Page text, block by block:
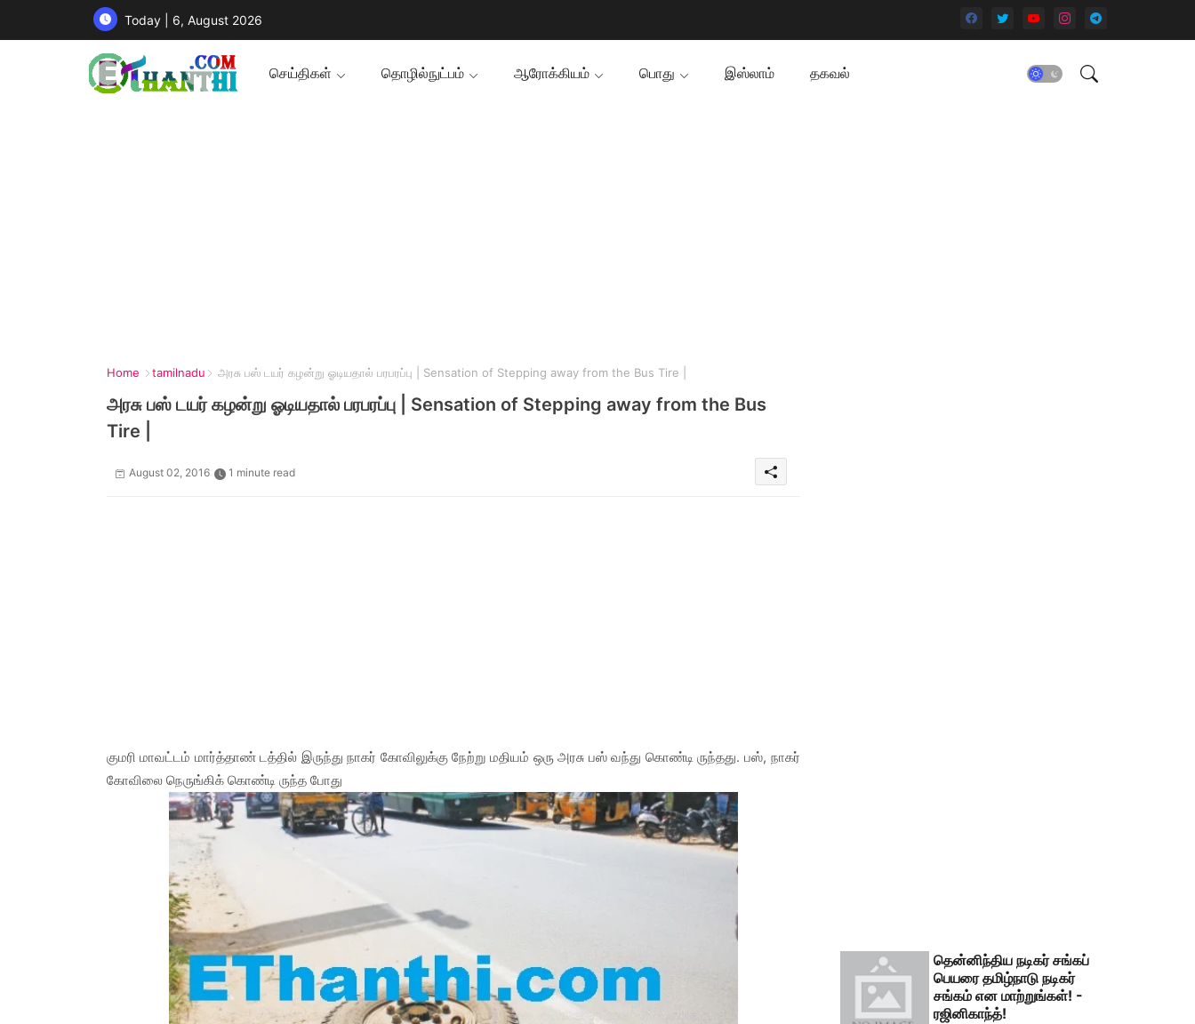
Today | 6, August 2026
செய்திகள் தொழில்நுட்பம் ஆரோக்கியம் பொது இஸ்லாம் தகவல்
Home tamilnadu அரசு பஸ் டயர் கழன்று ஓடியதால் பரபரப்பு | Sensation of Stepping away from the Bus Tire |
அரசு பஸ் டயர் கழன்று ஓடியதால் பரபரப்பு | Sensation of Stepping away from the Bus
Tire |
August 02, 2016 1 minute read
குமரி மாவட்டம் மார்த்தாண் டத்தில் இருந்து நாகர் கோவிலுக்கு நேற்று மதியம் ஒரு அரசு பஸ் வந்து கொண்டி ருந்தது. பஸ், நாகர்
கோவிலை நெருங்கிக் கொண்டி ருந்த போது
தென்னிந்திய நடிகர் சங்கப்
பெயரை தமிழ்நாடு நடிகர்
சங்கம் என மாற்றுங்கள்! -
ரஜினிகாந்த்!